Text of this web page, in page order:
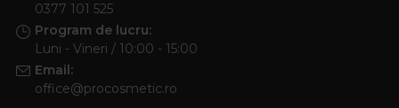
0377 101 525
Program de lucru:
Luni - Vineri / 10:00 - 15:00
Email:
office@procosmetic.ro